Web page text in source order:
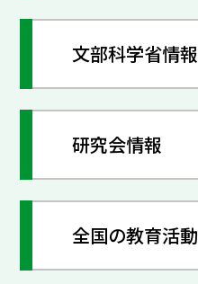
文部科学省情報
研究会情報
全国の教育活動